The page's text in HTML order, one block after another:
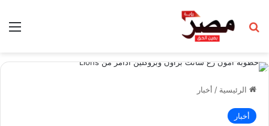
بحث عن
الرئيسية / أخبار
أخبار